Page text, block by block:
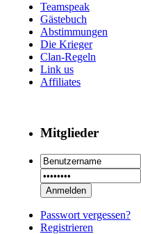
Teamspeak
Gästebuch
Abstimmungen
Die Krieger
Clan-Regeln
Link us
Affiliates
Mitglieder
Passwort vergessen?
Registrieren